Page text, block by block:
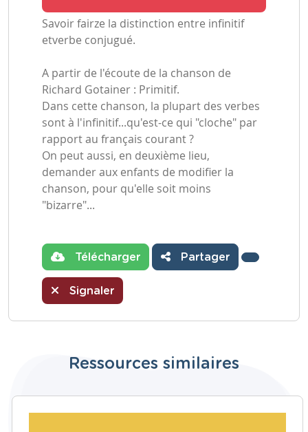
Savoir fairze la distinction entre infinitif
etverbe conjugué.
A partir de l'écoute de la chanson de
Richard Gotainer : Primitif.
Dans cette chanson, la plupart des verbes
sont à l'infinitif...qu'est-ce qui "cloche" par
rapport au français courant ?
On peut aussi, en deuxième lieu,
demander aux enfants de modifier la
chanson, pour qu'elle soit moins
"bizarre"...
Télécharger Partager
Signaler
Ressources similaires